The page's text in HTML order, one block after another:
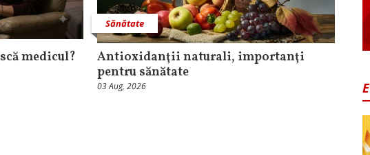
medicul?
Sănătate
Antioxidanţii naturali, importanţi
pentru sănătate
03 Aug, 2026